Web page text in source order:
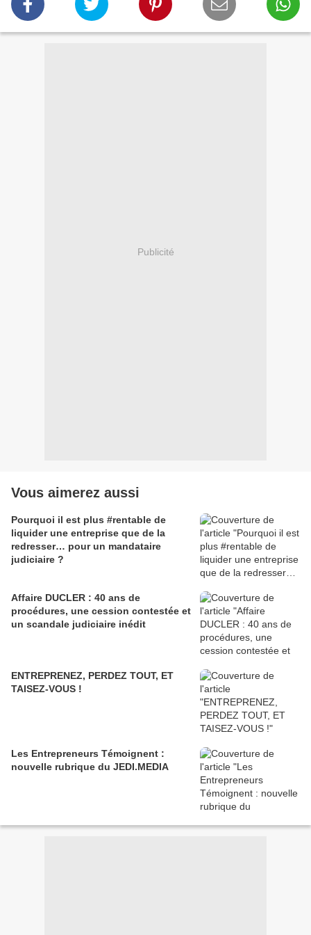
Publicité
Vous aimerez aussi
Pourquoi il est plus #rentable de
liquider une entreprise que de la
redresser… pour un mandataire
judiciaire ?
Affaire DUCLER : 40 ans de
procédures, une cession contestée et
un scandale judiciaire inédit
ENTREPRENEZ, PERDEZ TOUT, ET
TAISEZ-VOUS !
Les Entrepreneurs Témoignent :
nouvelle rubrique du JEDI.MEDIA